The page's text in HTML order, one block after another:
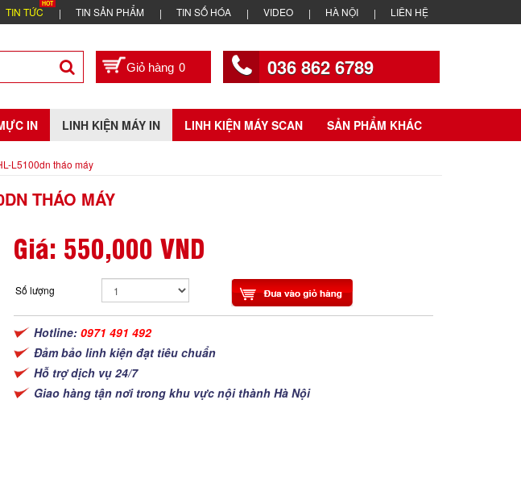
TIN TỨC TIN SẢN PHẨM TIN SỐ HÓA VIDEO HÀ NỘI LIÊN HỆ
0 036 862 6789
IN LINH KIỆN MÁY IN LINH KIỆN MÁY SCAN SẢN PHẨM KHÁC
L5100dn tháo máy
THÁO MÁY
Giá: 550,000 VND
Số lượng
Hotline:0971 491 492
Đảm bảo linh kiện đạt tiêu chuẩn
Hỗ trợ dịch vụ 24/7
Giao hàng tận nơi trong khu vực nội thành Hà Nội